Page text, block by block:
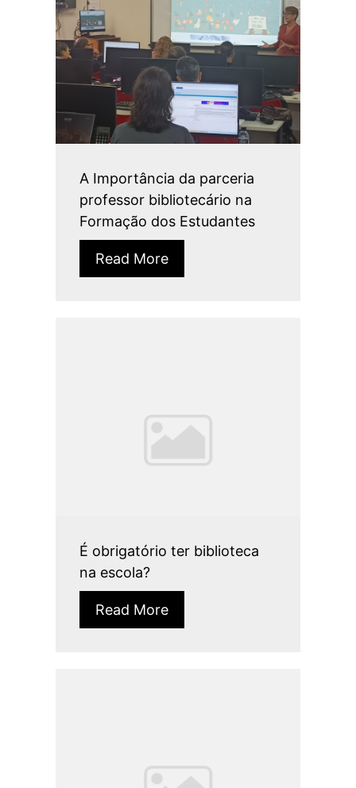
A Importância da parceria
professor bibliotecário na
Formação dos Estudantes
Read More
É obrigatório ter biblioteca
na escola?
Read More